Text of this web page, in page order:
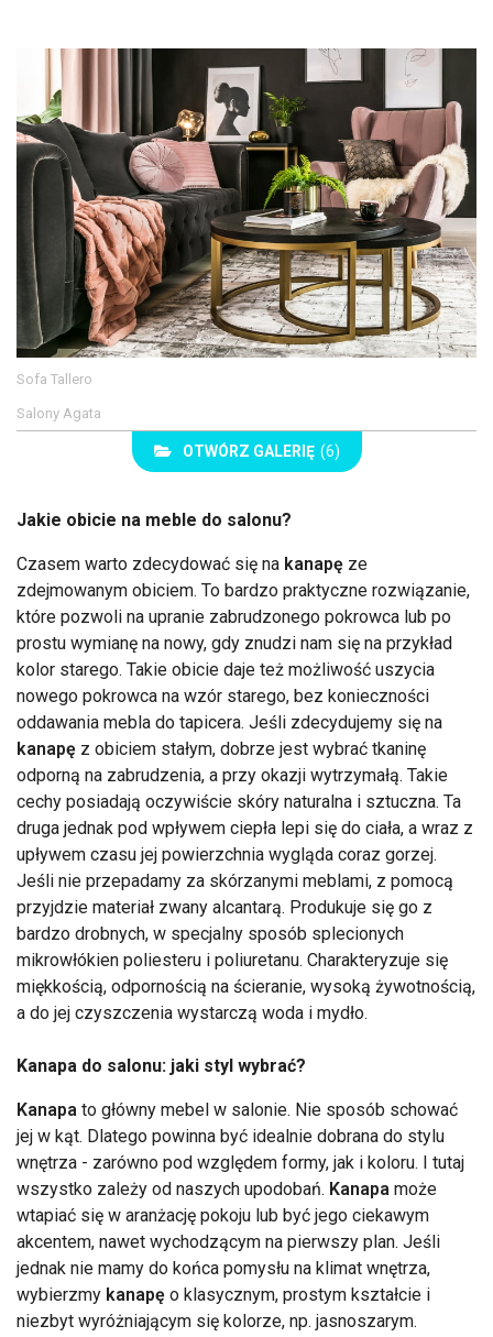
Sofa Tallero
Salony Agata
OTWÓRZ GALERIĘ (6)
Jakie obicie na meble do salonu?
Czasem warto zdecydować się na kanapę ze
zdejmowanym obiciem. To bardzo praktyczne rozwiązanie,
które pozwoli na upranie zabrudzonego pokrowca lub po
prostu wymianę na nowy, gdy znudzi nam się na przykład
kolor starego. Takie obicie daje też możliwość uszycia
nowego pokrowca na wzór starego, bez konieczności
oddawania mebla do tapicera. Jeśli zdecydujemy się na
kanapę z obiciem stałym, dobrze jest wybrać tkaninę
odporną na zabrudzenia, a przy okazji wytrzymałą. Takie
cechy posiadają oczywiście skóry naturalna i sztuczna. Ta
druga jednak pod wpływem ciepła lepi się do ciała, a wraz z
upływem czasu jej powierzchnia wygląda coraz gorzej.
Jeśli nie przepadamy za skórzanymi meblami, z pomocą
przyjdzie materiał zwany alcantarą. Produkuje się go z
bardzo drobnych, w specjalny sposób splecionych
mikrowłókien poliesteru i poliuretanu. Charakteryzuje się
miękkością, odpornością na ścieranie, wysoką żywotnością,
a do jej czyszczenia wystarczą woda i mydło.
Kanapa do salonu: jaki styl wybrać?
Kanapa to główny mebel w salonie. Nie sposób schować
jej w kąt. Dlatego powinna być idealnie dobrana do stylu
wnętrza - zarówno pod względem formy, jak i koloru. I tutaj
wszystko zależy od naszych upodobań. Kanapa może
wtapiać się w aranżację pokoju lub być jego ciekawym
akcentem, nawet wychodzącym na pierwszy plan. Jeśli
jednak nie mamy do końca pomysłu na klimat wnętrza,
wybierzmy kanapę o klasycznym, prostym kształcie i
niezbyt wyróżniającym się kolorze, np. jasnoszarym.